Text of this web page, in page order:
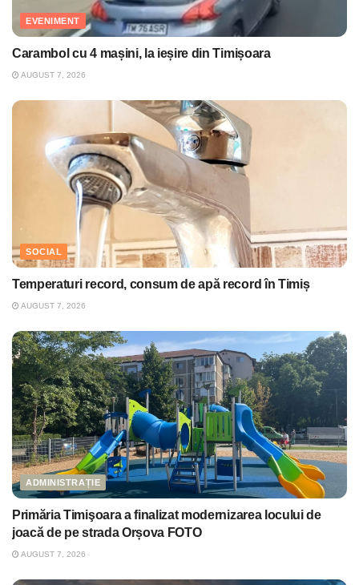
EVENIMENT
Carambol cu 4 mașini, la ieșire din Timișoara
AUGUST 7, 2026
SOCIAL
Temperaturi record, consum de apă record în Timiș
AUGUST 7, 2026
ADMINISTRAȚIE
Primăria Timişoara a finalizat modernizarea locului de
joacă de pe strada Orșova FOTO
AUGUST 7, 2026